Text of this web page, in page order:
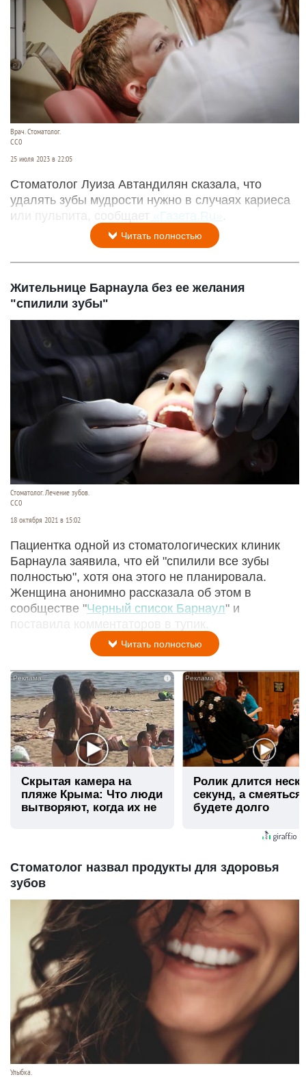
Врач. Стоматолог.
СС0
25 июля 2023 в 22:05
Стоматолог Луиза Автандилян сказала, что
удалять зубы мудрости нужно в случаях кариеса
или пульпита, сообщает «Газета.Ru»
Читать полностью
Жительнице Барнаула без ее желания
"спилили зубы"
Стоматолог. Лечение зубов.
СС0
18 октября 2021 в 15:02
Пациентка одной из стоматологических клиник
Барнаула заявила, что ей "спилили все зубы
полностью", хотя она этого не планировала.
Женщина анонимно рассказала об этом в
сообществе "Черный список Барнаул" и
поставила комментаторов в тупик.
Читать полностью
i
Скрытая камера на
пляже Крыма: Что люди
вытворяют, когда их не
Ролик длится
секунд, а
будете долго
Стоматолог назвал продукты для здоровья
зубов
Улыбка.